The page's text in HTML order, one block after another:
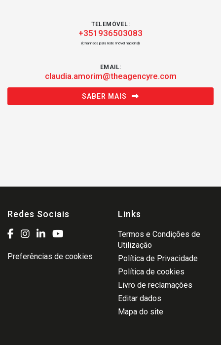
TELEMÓVEL:
+351936503083
(Chamada para rede móvel nacional)
EMAIL:
claudia.amorim@theagencyre.com
SABER MAIS
Redes Sociais
Preferências de cookies
Links
Termos e Condições de
Utilização
Política de Privacidade
Política de cookies
Livro de reclamações
Editar dados
Mapa do site